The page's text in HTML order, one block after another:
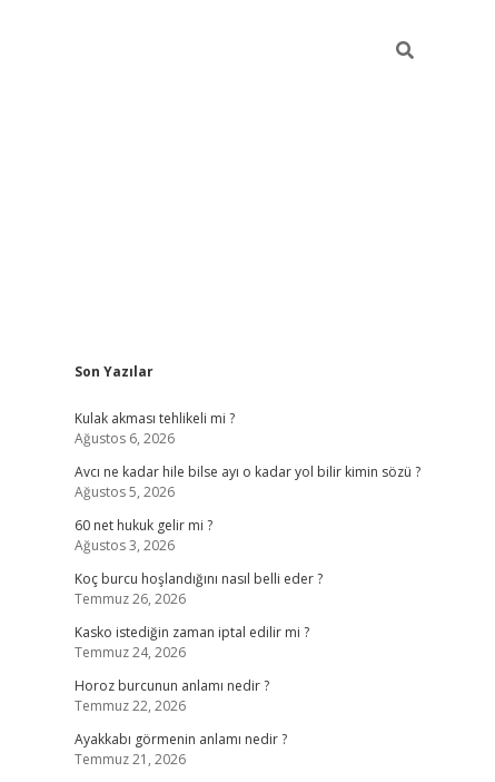
Sidebar
Son Yazılar
Kulak akması tehlikeli mi ?
Ağustos 6, 2026
Avcı ne kadar hile bilse ayı o kadar yol bilir kimin sözü ?
Ağustos 5, 2026
60 net hukuk gelir mi ?
Ağustos 3, 2026
Koç burcu hoşlandığını nasıl belli eder ?
Temmuz 26, 2026
Kasko istediğin zaman iptal edilir mi ?
Temmuz 24, 2026
Horoz burcunun anlamı nedir ?
Temmuz 22, 2026
Ayakkabı görmenin anlamı nedir ?
Temmuz 21, 2026